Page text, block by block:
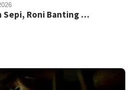
Sepi, Roni Banting …